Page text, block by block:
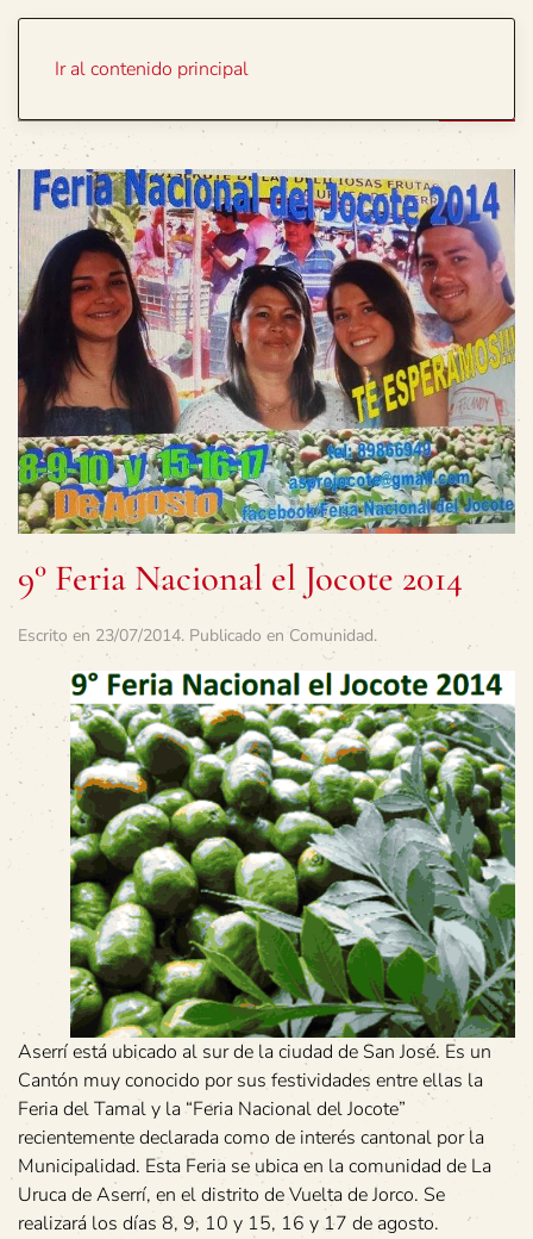
Ir al contenido principal
9° Feria Nacional el Jocote 2014
Escrito en 23/07/2014. Publicado en Comunidad.
Aserrí está ubicado al sur de la ciudad de San José. Es un
Cantón muy conocido por sus festividades entre ellas la
Feria del Tamal y la “Feria Nacional del Jocote”
recientemente declarada como de interés cantonal por la
Municipalidad. Esta Feria se ubica en la comunidad de La
Uruca de Aserrí, en el distrito de Vuelta de Jorco. Se
realizará los días 8, 9, 10 y 15, 16 y 17 de agosto.